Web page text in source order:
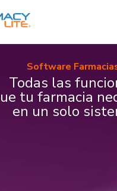
Software
Todas las
tu farmacia
en un solo